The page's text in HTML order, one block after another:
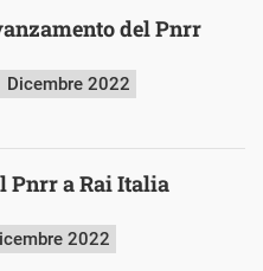
del Pnrr
Dicembre 2022
Pnrr a Rai Italia
2022